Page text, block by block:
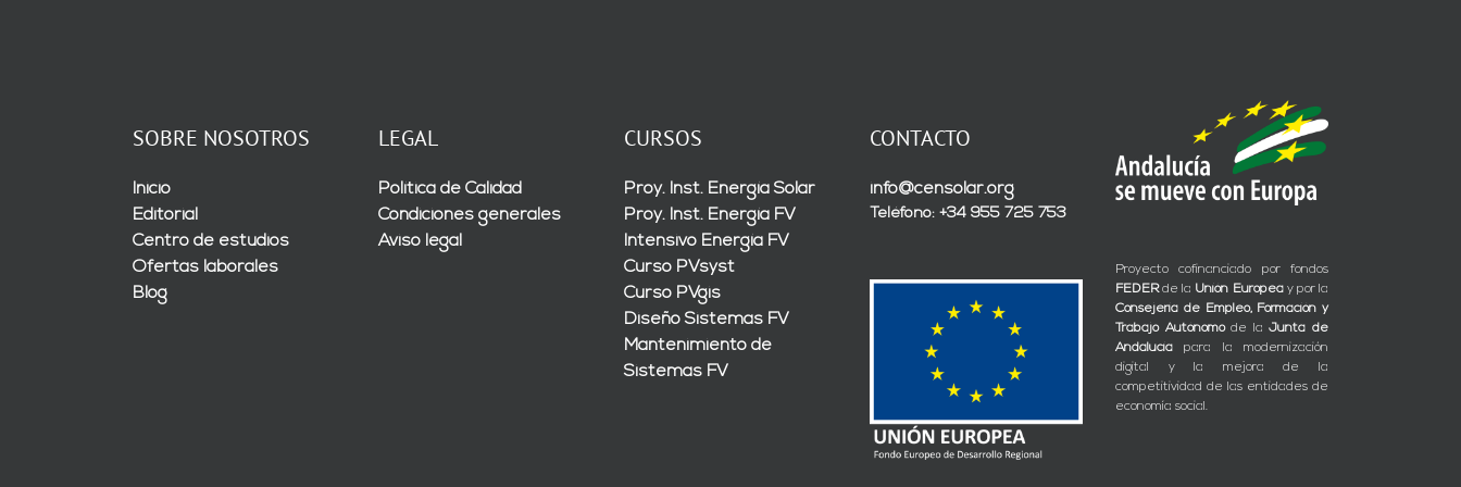
SOBRE NOSOTROS
Inicio
Editorial
Centro de estudios
Ofertas laborales
Blog
LEGAL
Política de Calidad
Condiciones generales
Aviso legal
CURSOS
Proy. Inst. Energía Solar
Proy. Inst. Energía FV
Intensivo Energía FV
Curso PVsyst
Curso PVgis
Diseño Sistemas FV
Mantenimiento de
Sistemas FV
CONTACTO
info@censolar.org
Teléfono: +34 955 725 753
Proyecto cofinanciado por fondos
FEDERde la Unión Europeay por la
Consejería de Empleo, Formación y
Trabajo Autónomode laJunta de
Andalucía para la modernización
digital y la mejora de la
competitividad de las entidades de
economía social.